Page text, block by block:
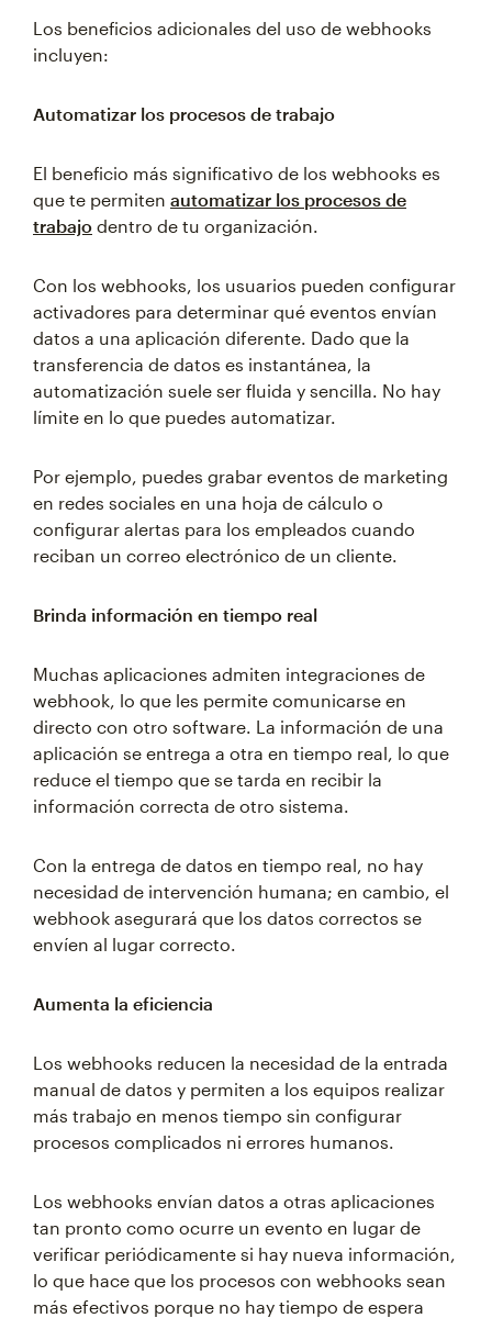
Los beneficios adicionales del uso de webhooks
incluyen:
Automatizar los procesos de trabajo
El beneficio más significativo de los webhooks es
que te permiten automatizar los procesos de
trabajo dentro de tu organización.
Con los webhooks, los usuarios pueden configurar
activadores para determinar qué eventos envían
datos a una aplicación diferente. Dado que la
transferencia de datos es instantánea, la
automatización suele ser fluida y sencilla. No hay
límite en lo que puedes automatizar.
Por ejemplo, puedes grabar eventos de marketing
en redes sociales en una hoja de cálculo o
configurar alertas para los empleados cuando
reciban un correo electrónico de un cliente.
Brinda información en tiempo real
Muchas aplicaciones admiten integraciones de
webhook, lo que les permite comunicarse en
directo con otro software. La información de una
aplicación se entrega a otra en tiempo real, lo que
reduce el tiempo que se tarda en recibir la
información correcta de otro sistema.
Con la entrega de datos en tiempo real, no hay
necesidad de intervención humana; en cambio, el
webhook asegurará que los datos correctos se
envíen al lugar correcto.
Aumenta la eficiencia
Los webhooks reducen la necesidad de la entrada
manual de datos y permiten a los equipos realizar
más trabajo en menos tiempo sin configurar
procesos complicados ni errores humanos.
Los webhooks envían datos a otras aplicaciones
tan pronto como ocurre un evento en lugar de
verificar periódicamente si hay nueva información,
lo que hace que los procesos con webhooks sean
más efectivos porque no hay tiempo de espera